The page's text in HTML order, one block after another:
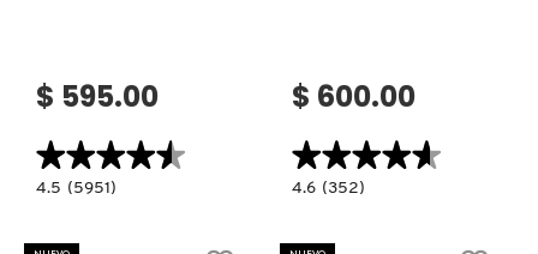
$ 595.00
★★★★★
★★★★★
4.5
MASK
4.5 (5951)
$ 600.00
★★★★★
★★★★★
4.6
DAYWEAR
4.6 (352)